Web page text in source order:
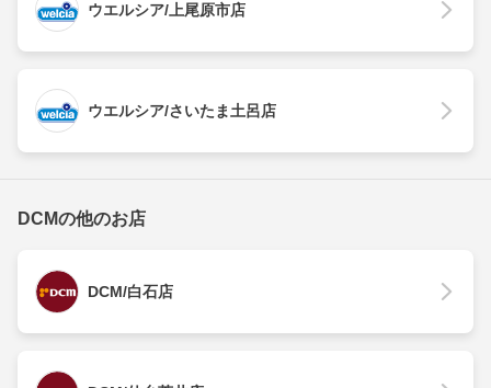
ウエルシア/上尾原市店
ウエルシア/さいたま土呂店
DCMの他のお店
DCM/白石店